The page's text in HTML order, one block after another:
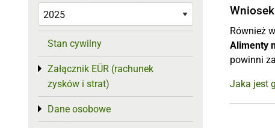
Również
Alimenty
powinni
Jaka jest
Stan cywilny
Załącznik EÜR (rachunek
zysków i strat)
Toggle menu
Dane osobowe
Toggle menu